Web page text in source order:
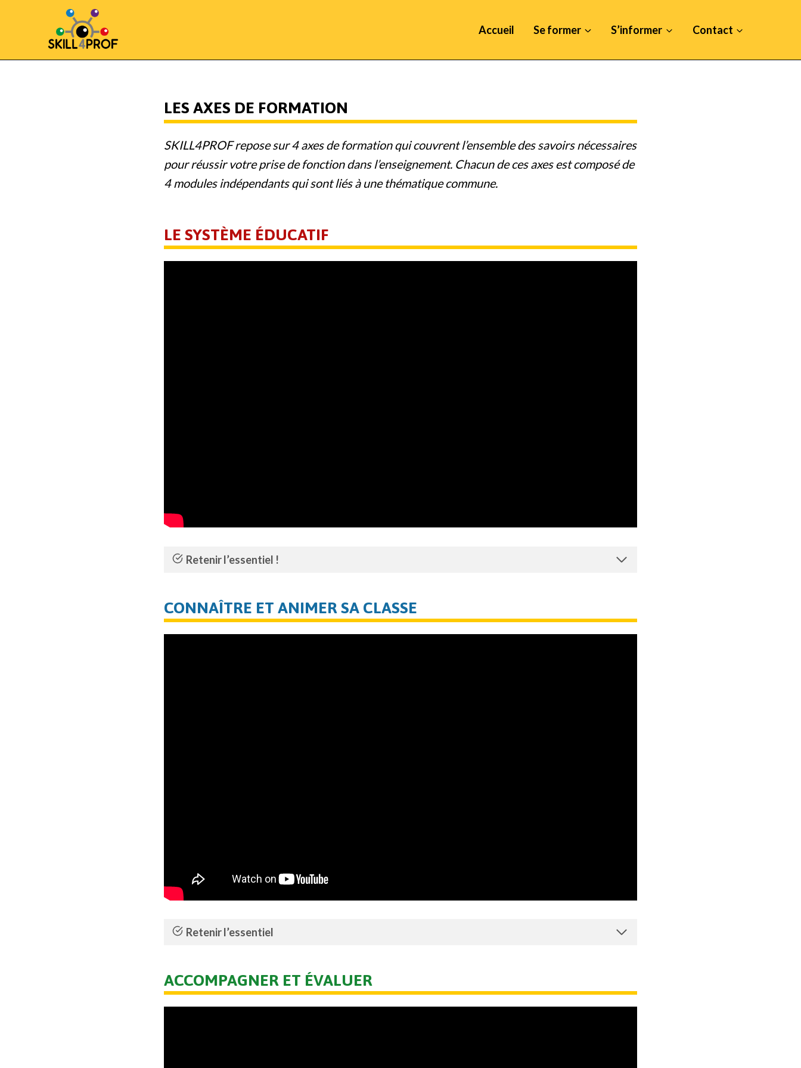
Accueil Se former S’informer Contact
LES AXES DE FORMATION
SKILL4PROF repose sur 4 axes de formation qui couvrent l’ensemble des savoirs nécessaires
pour réussir votre prise de fonction dans l’enseignement. Chacun de ces axes est composé de
4 modules indépendants qui sont liés à une thématique commune.
LE SYSTÈME ÉDUCATIF
Retenir l’essentiel !
CONNAÎTRE ET ANIMER SA CLASSE
Retenir l’essentiel
ACCOMPAGNER ET ÉVALUER